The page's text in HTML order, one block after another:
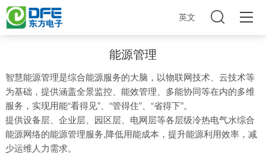
英文
能源管理
智慧能源管理是综合能源服务的大脑，以物联网技术、云技术等
为基础，提供涵盖全景监控、能效管理、多能协同等在内的多维
服务，实现用能“看得见”、“管得住”、“省得下”。
提供设备层、企业层、园区层、电网层等各层级冷热电气水综合
能源网络的能源管理服务,降低用能成本，提升能源利用效率，减
少运维人力需求。